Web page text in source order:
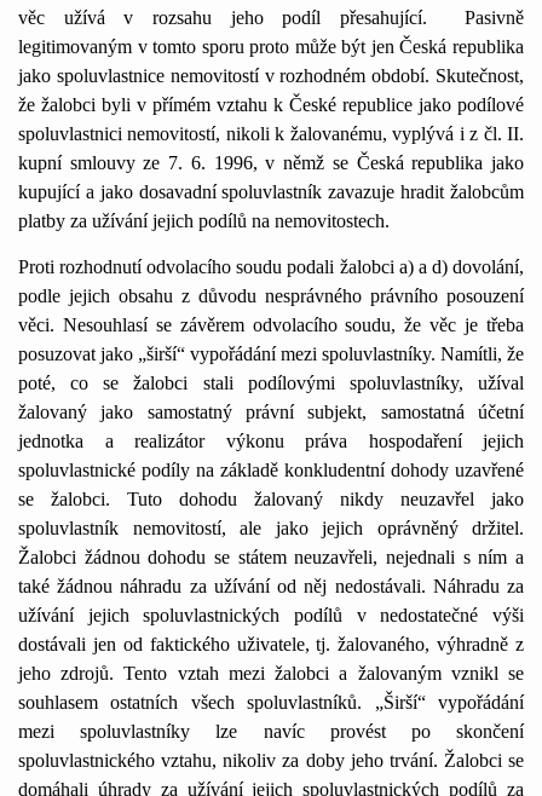
věc užívá v rozsahu jeho podíl přesahující.
Pasivně
legitimovaným v tomto sporu proto může být jen Česká republika
jako spoluvlastnice nemovitostí v rozhodném období. Skutečnost,
že žalobci byli v přímém vztahu k České republice jako podílové
spoluvlastnici nemovitostí, nikoli k žalovanému, vyplývá i z čl. II.
kupní smlouvy ze 7. 6. 1996, v němž se Česká republika jako
kupující a jako dosavadní spoluvlastník zavazuje hradit žalobcům
platby za užívání jejich podílů na nemovitostech.
Proti rozhodnutí odvolacího soudu podali žalobci a) a d) dovolání,
podle jejich obsahu z důvodu nesprávného právního posouzení
věci. Nesouhlasí se závěrem odvolacího soudu, že věc je třeba
posuzovat jako „širší“ vypořádání mezi spoluvlastníky. Namítli, že
poté, co se žalobci stali podílovými spoluvlastníky, užíval
žalovaný jako samostatný právní subjekt, samostatná účetní
jednotka a realizátor výkonu práva hospodaření jejich
spoluvlastnické podíly na základě konkludentní dohody uzavřené
se žalobci. Tuto dohodu žalovaný nikdy neuzavřel jako
spoluvlastník nemovitostí, ale jako jejich oprávněný držitel.
Žalobci žádnou dohodu se státem neuzavřeli, nejednali s ním a
také žádnou náhradu za užívání od něj nedostávali. Náhradu za
užívání jejich spoluvlastnických podílů v nedostatečné výši
dostávali jen od faktického uživatele, tj. žalovaného, výhradně z
jeho zdrojů. Tento vztah mezi žalobci a žalovaným vznikl se
souhlasem ostatních všech spoluvlastníků. „Širší“ vypořádání
mezi spoluvlastníky lze navíc provést po skončení
spoluvlastnického vztahu, nikoliv za doby jeho trvání. Žalobci se
domáhali úhrady za užívání jejich spoluvlastnických podílů za